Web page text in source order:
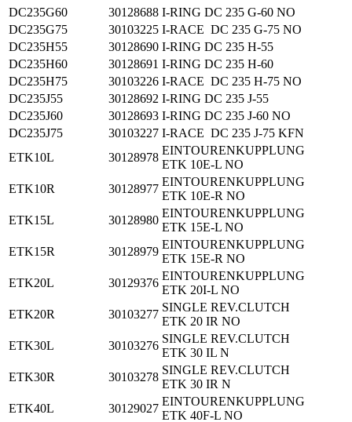
DC235G60
30128688 I-RING DC 235 G-60 NO
DC235G75
30103225 I-RACE DC 235 G-75 NO
DC235H55
30128690 I-RING DC 235 H-55
DC235H60
30128691 I-RING DC 235 H-60
DC235H75
30103226 I-RACE DC 235 H-75 NO
DC235J55
30128692 I-RING DC 235 J-55
DC235J60
30128693 I-RING DC 235 J-60 NO
DC235J75
30103227 I-RACE DC 235 J-75 KFN
ETK10L
30128978
EINTOURENKUPPLUNG
ETK 10E-L NO
ETK10R
30128977
EINTOURENKUPPLUNG
ETK 10E-R NO
ETK15L
30128980
EINTOURENKUPPLUNG
ETK 15E-L NO
ETK15R
30128979
EINTOURENKUPPLUNG
ETK 15E-R NO
ETK20L
30129376
EINTOURENKUPPLUNG
ETK 20I-L NO
ETK20R
30103277
SINGLE REV.CLUTCH
ETK 20 IR NO
ETK30L
30103276
SINGLE REV.CLUTCH
ETK 30 IL N
ETK30R
30103278
SINGLE REV.CLUTCH
ETK 30 IR N
ETK40L
30129027
EINTOURENKUPPLUNG
ETK 40F-L NO